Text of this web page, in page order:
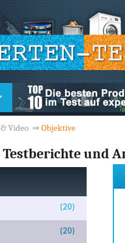
Video ⇒ Objektive
Testberichte und
(20)
(20)